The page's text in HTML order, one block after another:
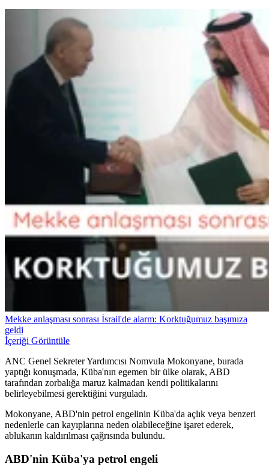
Mekke anlaşması sonrası İsrail'de alarm: Korktuğumuz başımıza
geldi
İçeriği Görüntüle
ANC Genel Sekreter Yardımcısı Nomvula Mokonyane, burada
yaptığı konuşmada, Küba'nın egemen bir ülke olarak, ABD
tarafından zorbalığa maruz kalmadan kendi politikalarını
belirleyebilmesi gerektiğini vurguladı.
Mokonyane, ABD'nin petrol engelinin Küba'da açlık veya benzeri
nedenlerle can kayıplarına neden olabileceğine işaret ederek,
ablukanın kaldırılması çağrısında bulundu.
ABD'nin Küba'ya petrol engeli